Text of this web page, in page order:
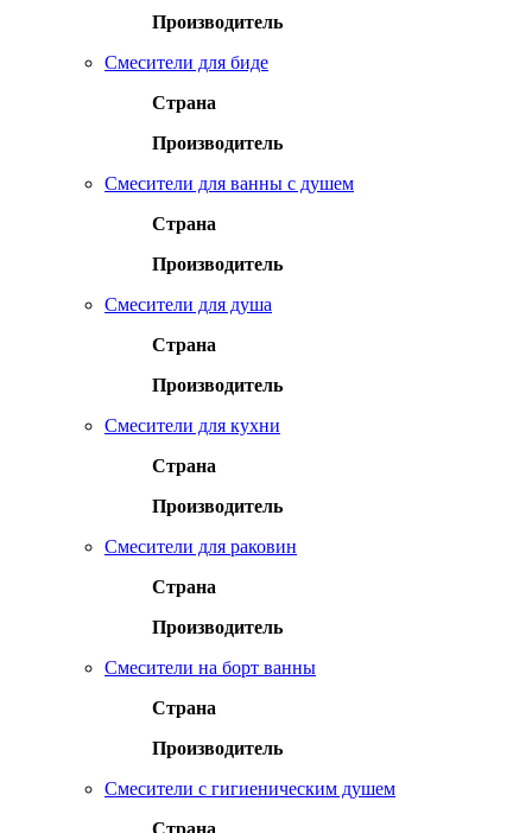
Производитель
Смесители для биде
Страна
Производитель
Смесители для ванны с душем
Страна
Производитель
Смесители для душа
Страна
Производитель
Смесители для кухни
Страна
Производитель
Смесители для раковин
Страна
Производитель
Смесители на борт ванны
Страна
Производитель
Смесители с гигиеническим душем
Страна